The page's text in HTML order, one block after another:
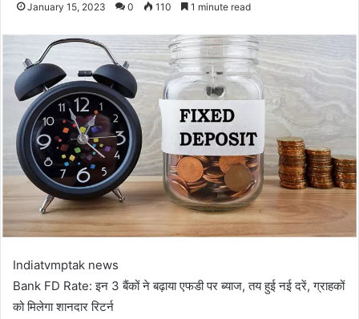
January 15, 2023 0 110 1 minute read
Indiatvmptak news
Bank FD Rate: इन 3 बैंकों ने बढ़ाया एफडी पर ब्याज, तय हुई नई दरें, ग्राहकों
को मिलेगा शानदार रिटर्न